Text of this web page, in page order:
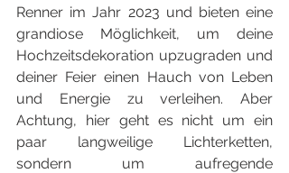
Renner im Jahr 2023 und bieten eine
grandiose Möglichkeit, um deine
Hochzeitsdekoration upzugraden und
deiner Feier einen Hauch von Leben
und Energie zu verleihen. Aber
Achtung, hier geht es nicht um ein
paar langweilige Lichterketten,
sondern um aufregende